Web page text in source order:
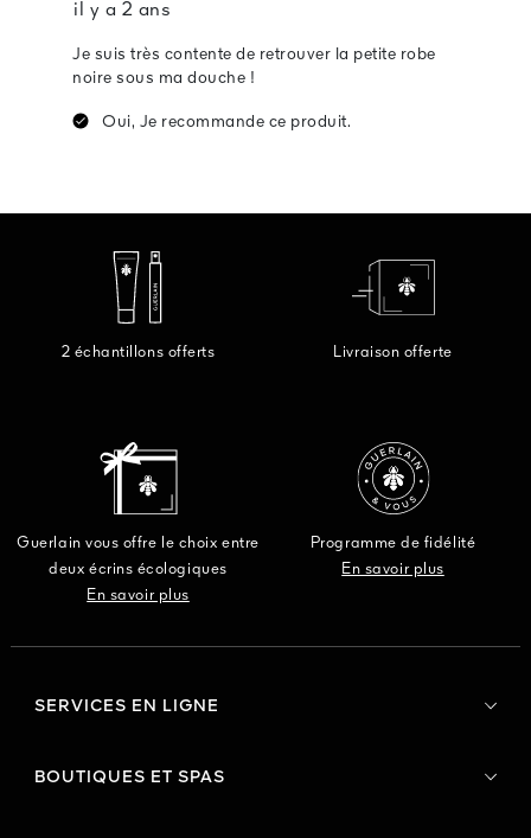
2 échantillons offerts Livraison offerte
Guerlain vous offre le choix entre
deux écrins écologiques
En savoir plus
Programme de fidélité
En savoir plus
SERVICES EN LIGNE
BOUTIQUES ET SPAS